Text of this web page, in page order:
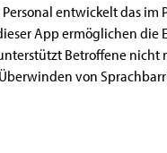
entwickelt das im
App ermöglichen die
Betroffene nicht
von